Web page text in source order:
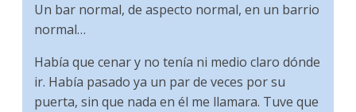
Un bar normal, de aspecto normal, en un barrio
normal…
Había que cenar y no tenía ni medio claro dónde
ir. Había pasado ya un par de veces por su
puerta, sin que nada en él me llamara. Tuve que